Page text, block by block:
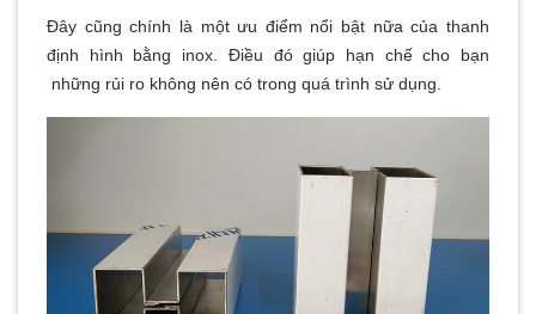
Đây cũng chính là một ưu điểm nổi bật nữa của thanh
định hình bằng inox. Điều đó giúp hạn chế cho bạn
những rủi ro không nên có trong quá trình sử dụng.